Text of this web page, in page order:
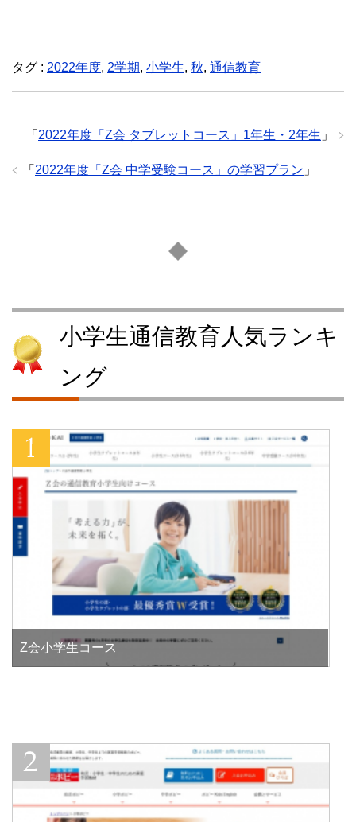
タグ : 2022年度, 2学期, 小学生, 秋, 通信教育
「 2022年度「Z会 タブレットコース」1年生・2年生 」
「 2022年度「Z会 中学受験コース」の学習プラン 」
小学生通信教育人気ランキ
ング
Z会小学生コース